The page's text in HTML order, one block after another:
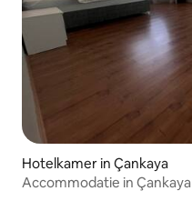
Hotelkamer in Çankaya
Accommodatie in Çankaya